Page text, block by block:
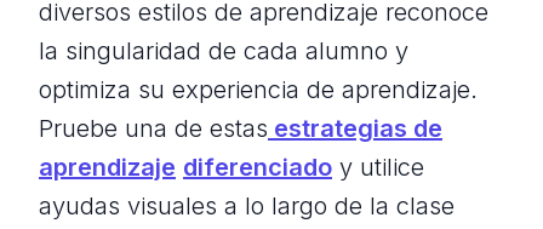
diversos estilos de aprendizaje reconoce
la singularidad de cada alumno y
optimiza su experiencia de aprendizaje.
Pruebe una de estas estrategias de
aprendizaje diferenciado y utilice
ayudas visuales a lo largo de la clase